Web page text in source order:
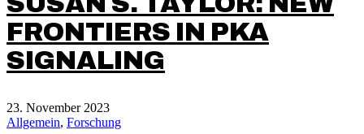
FRONTIERS IN PKA
SIGNALING
23. November 2023
Allgemein, Forschung